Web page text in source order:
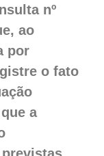
nº
ao
por
o fato
a